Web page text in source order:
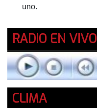
uno.
RADIO EN VIVO
CLIMA